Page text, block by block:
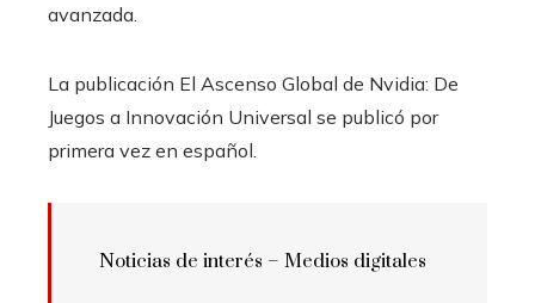
avanzada.
La publicación El Ascenso Global de Nvidia: De
Juegos a Innovación Universal se publicó por
primera vez en español.
Noticias de interés – Medios digitales